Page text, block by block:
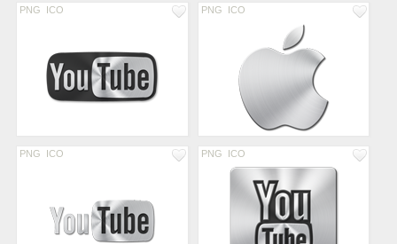
PNG ICO PNG ICO
PNG ICO PNG ICO